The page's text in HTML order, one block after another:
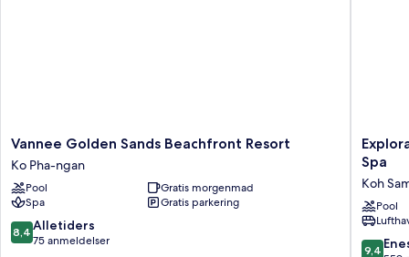
Vannee
Golden
Sands
Beachfront
Resort
Ko
Pha-
Vannee Golden Sands Beachfront Resort
Ko Pha-ngan
Pool
Gratis morgenmad
Spa
Gratis parkering
8.4
ud
8,4 Alletiders
75 anmeldelser
Explorar
Koh
Samui
–
Adults
Only
Resort
Spa
Koh
Pool
9.4
9,4